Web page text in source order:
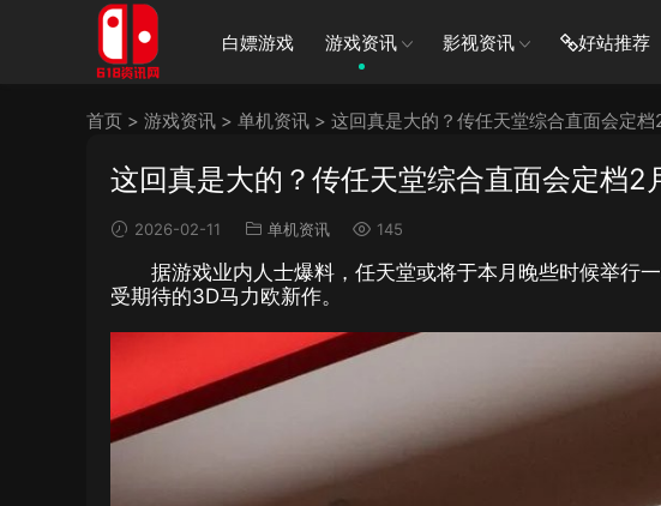
白嫖游戏 游戏资讯 影视资讯 好站推荐
首页 > 游戏资讯 > 单机资讯 > 这回真是大的？传任天堂综合直面会定档
这回真是大的？传任天堂综合直面会定档2
2026-02-11 单机资讯 145
据游戏业内人士爆料，任天堂或将于本月晚些时候举行
受期待的3D马力欧新作。